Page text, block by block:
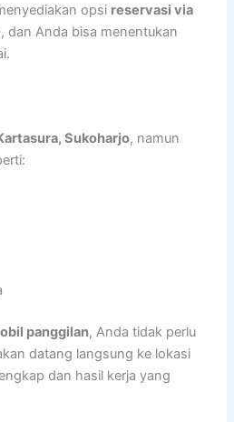
opsi reservasi via
, dan Anda bisa menentukan
Sukoharjo, namun
panggilan, Anda tidak perlu
datang langsung ke lokasi
dan hasil kerja yang